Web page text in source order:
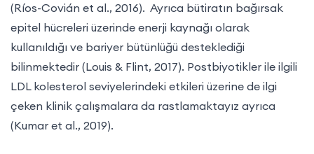
(Ríos-Covián et al., 2016). Ayrıca bütiratın bağırsak
epitel hücreleri üzerinde enerji kaynağı olarak
kullanıldığı ve bariyer bütünlüğü desteklediği
bilinmektedir (Louis & Flint, 2017). Postbiyotikler ile ilgili
LDL kolesterol seviyelerindeki etkileri üzerine de ilgi
çeken klinik çalışmalara da rastlamaktayız ayrıca
(Kumar et al., 2019).